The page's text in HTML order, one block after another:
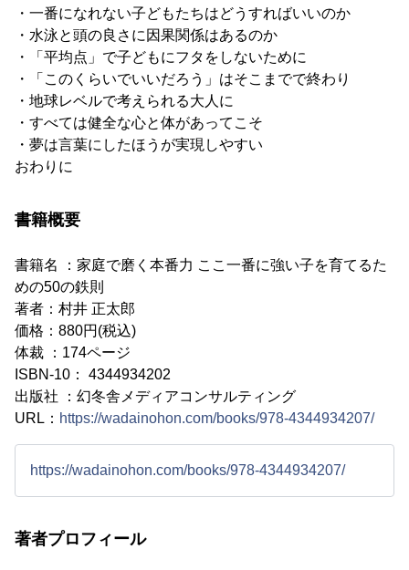
・一番になれない子どもたちはどうすればいいのか
・水泳と頭の良さに因果関係はあるのか
・「平均点」で子どもにフタをしないために
・「このくらいでいいだろう」はそこまでで終わり
・地球レベルで考えられる大人に
・すべては健全な心と体があってこそ
・夢は言葉にしたほうが実現しやすい
おわりに
書籍概要
書籍名 ：家庭で磨く本番力 ここ一番に強い子を育てるた
めの50の鉄則
著者：村井 正太郎
価格：880円(税込)
体裁 ：174ページ
ISBN-10： 4344934202
出版社 ：幻冬舎メディアコンサルティング
URL： https://wadainohon.com/books/978-4344934207/
https://wadainohon.com/books/978-4344934207/
著者プロフィール